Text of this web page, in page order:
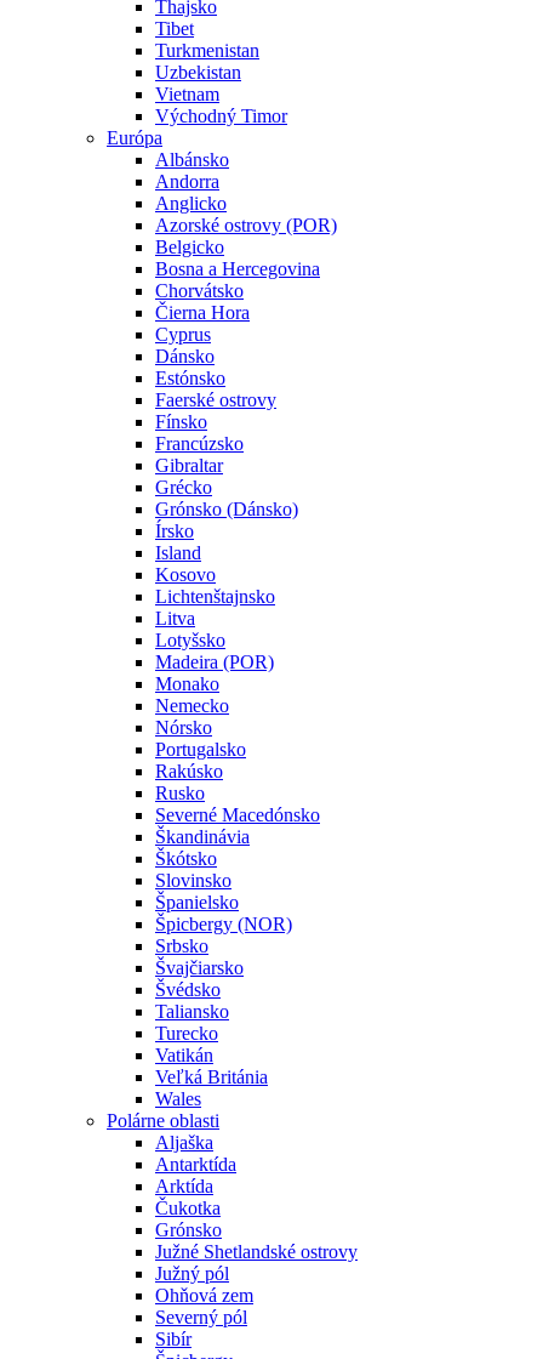
Thajsko
Tibet
Turkmenistan
Uzbekistan
Vietnam
Východný Timor
Európa
Albánsko
Andorra
Anglicko
Azorské ostrovy (POR)
Belgicko
Bosna a Hercegovina
Chorvátsko
Čierna Hora
Cyprus
Dánsko
Estónsko
Faerské ostrovy
Fínsko
Francúzsko
Gibraltar
Grécko
Grónsko (Dánsko)
Írsko
Island
Kosovo
Lichtenštajnsko
Litva
Lotyšsko
Madeira (POR)
Monako
Nemecko
Nórsko
Portugalsko
Rakúsko
Rusko
Severné Macedónsko
Škandinávia
Škótsko
Slovinsko
Španielsko
Špicbergy (NOR)
Srbsko
Švajčiarsko
Švédsko
Taliansko
Turecko
Vatikán
Veľká Británia
Wales
Polárne oblasti
Aljaška
Antarktída
Arktída
Čukotka
Grónsko
Južné Shetlandské ostrovy
Južný pól
Ohňová zem
Severný pól
Sibír